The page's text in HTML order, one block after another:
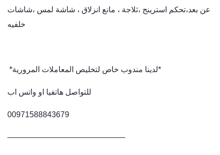
عن بعد،تحكم استرينج ،ثلاجة ، مانع انزلاق ، شاشة لمس ،شاشات
*لدينا مندوب خاص لتخليص المعاملات المرورية*
00971588843679
———————————————